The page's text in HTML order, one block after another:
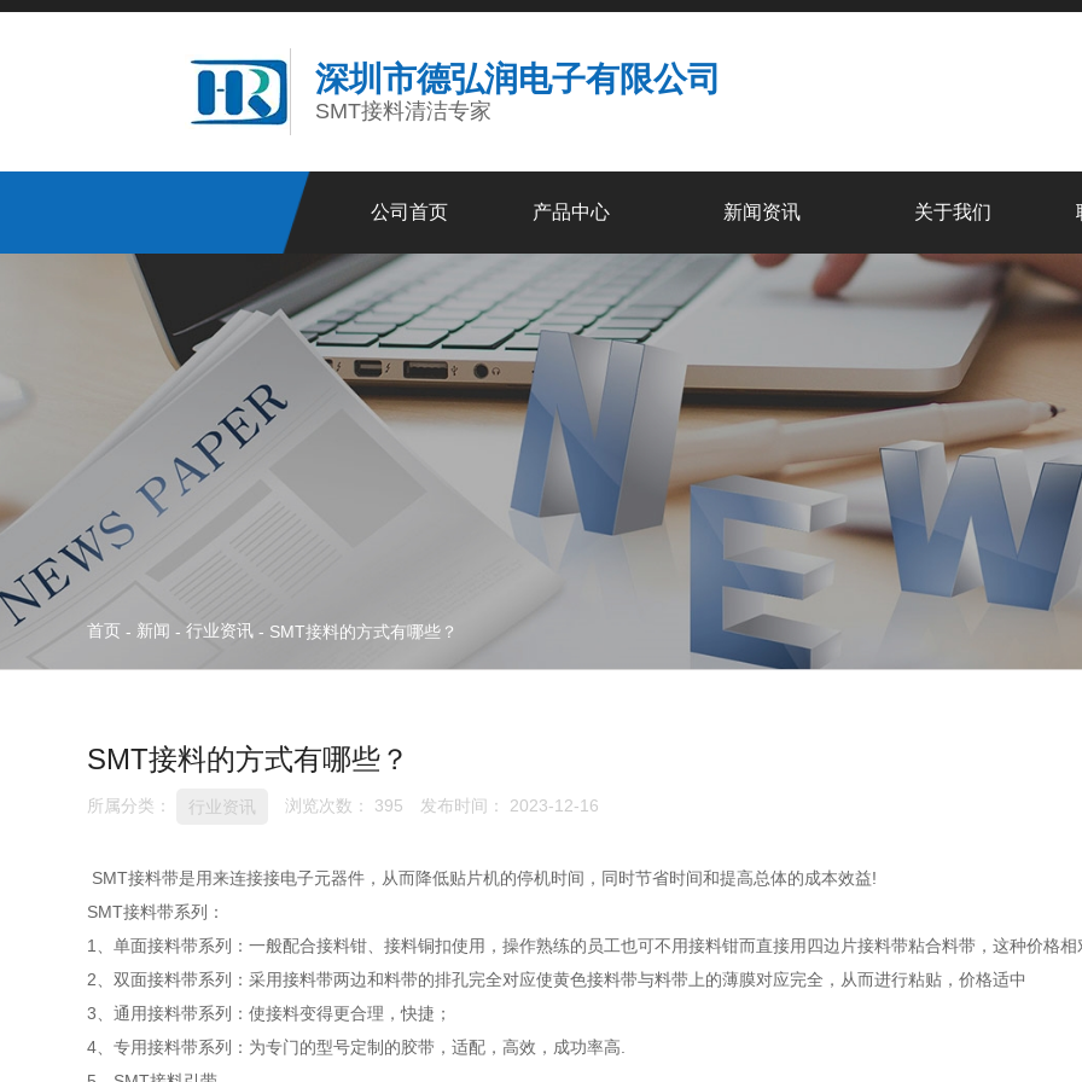
深圳市德弘润电子有限公司
SMT接料清洁专家
公司首页 产品中心 新闻资讯 关于我们
首页 - 新闻 - 行业资讯 - SMT接料的方式有哪些？
SMT接料的方式有哪些？
所属分类： 行业资讯 浏览次数： 395 发布时间： 2023-12-16
SMT接料带是用来连接接电子元器件，从而降低贴片机的停机时间，同时节省时间和提高总体的成本效益!
SMT接料带系列：
1、单面接料带系列：一般配合接料钳、接料铜扣使用，操作熟练的员工也可不用接料钳而直接用四边片接料带粘合料带，这种价格相
2、双面接料带系列：采用接料带两边和料带的排孔完全对应使黄色接料带与料带上的薄膜对应完全，从而进行粘贴，价格适中
3、通用接料带系列：使接料变得更合理，快捷；
4、专用接料带系列：为专门的型号定制的胶带，适配，高效，成功率高.